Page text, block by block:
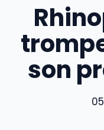
son